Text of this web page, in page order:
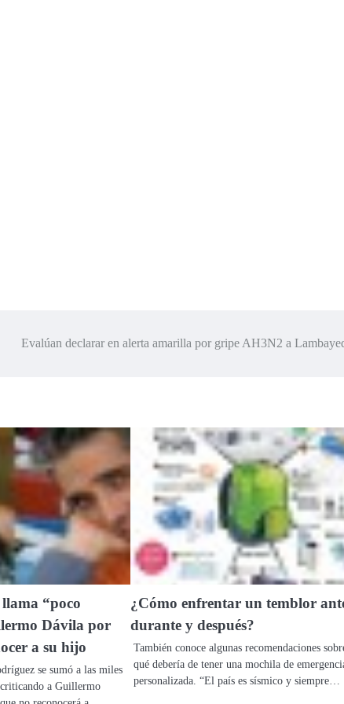
Evalúan declarar en alerta amarilla por gripe AH3N2 a
“poco
Dávila por
a su hijo
se sumó a las miles
criticando a Guillermo
¿Cómo enfrentar un temblor
durante y después?
También conoce algunas recomendaciones
qué debería de tener una mochila de
personalizada. “El país es sísmico y siempre…